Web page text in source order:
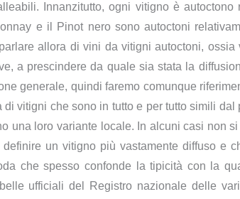
Innanzitutto, ogni vitigno è autoctono
e il Pinot nero sono autoctoni
allora di vini da vitigni autoctoni,
a prescindere da quale sia stata la
generale, quindi faremo comunque
vitigni che sono in tutto e per tutto simili dal
una loro variante locale. In alcuni casi non
un vitigno più vastamente diffuso e
che spesso confonde la tipicità con la
ufficiali del Registro nazionale delle